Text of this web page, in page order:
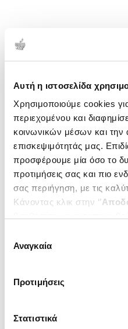
Αυτή η ιστοσελίδα
Χρησιμοποιούμε cookies
περιεχομένου και
κοινωνικών μέσων και την
επισκεψιμότητάς μας.
προσφέρουμε μία όσο το
προτιμήσεις σας και πιο
σας περιήγηση, με τις
Κάνοντας κλικ στην ‘’
ενδιαφέρουν και να
συγκατάθεσης
Αναγκαία
Προτιμήσεις
Στατιστικά